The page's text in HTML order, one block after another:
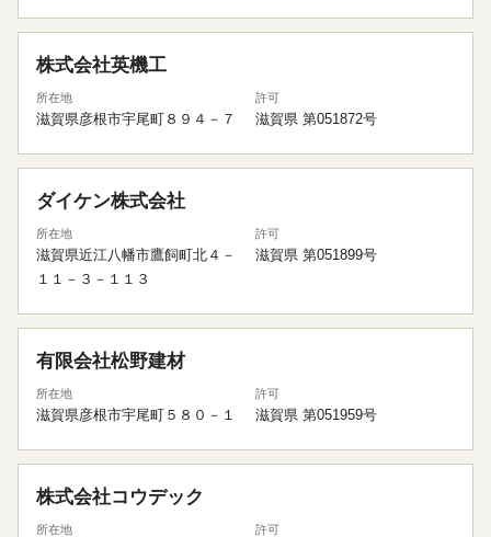
株式会社英機工
所在地
滋賀県彦根市宇尾町８９４－７
許可
滋賀県 第051872号
ダイケン株式会社
所在地
滋賀県近江八幡市鷹飼町北４－
１１－３－１１３
許可
滋賀県 第051899号
有限会社松野建材
所在地
滋賀県彦根市宇尾町５８０－１
許可
滋賀県 第051959号
株式会社コウデック
所在地 許可